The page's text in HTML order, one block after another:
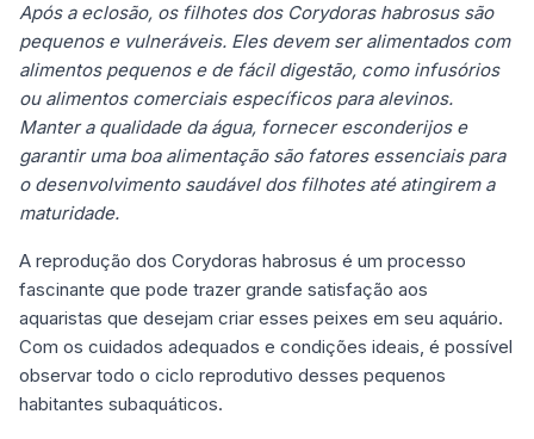
Após a eclosão, os filhotes dos Corydoras habrosus são
pequenos e vulneráveis. Eles devem ser alimentados com
alimentos pequenos e de fácil digestão, como infusórios
ou alimentos comerciais específicos para alevinos.
Manter a qualidade da água, fornecer esconderijos e
garantir uma boa alimentação são fatores essenciais para
o desenvolvimento saudável dos filhotes até atingirem a
maturidade.
A reprodução dos Corydoras habrosus é um processo
fascinante que pode trazer grande satisfação aos
aquaristas que desejam criar esses peixes em seu aquário.
Com os cuidados adequados e condições ideais, é possível
observar todo o ciclo reprodutivo desses pequenos
habitantes subaquáticos.